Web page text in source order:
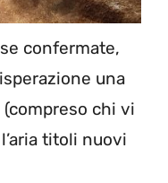
confermate,
una
(compreso chi vi
titoli nuovi